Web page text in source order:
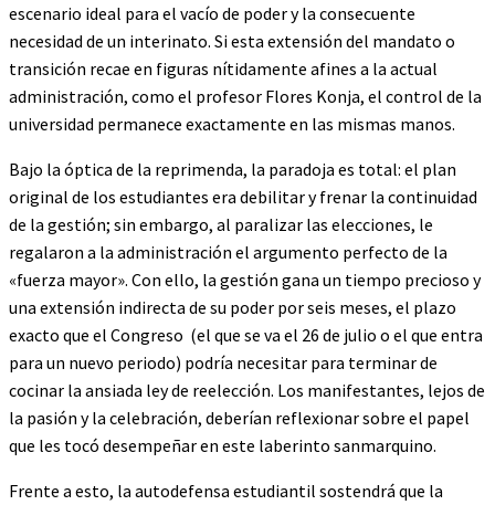
escenario ideal para el vacío de poder y la consecuente
necesidad de un interinato. Si esta extensión del mandato o
transición recae en figuras nítidamente afines a la actual
administración, como el profesor Flores Konja, el control de la
universidad permanece exactamente en las mismas manos.
Bajo la óptica de la reprimenda, la paradoja es total: el plan
original de los estudiantes era debilitar y frenar la continuidad
de la gestión; sin embargo, al paralizar las elecciones, le
regalaron a la administración el argumento perfecto de la
«fuerza mayor». Con ello, la gestión gana un tiempo precioso y
una extensión indirecta de su poder por seis meses, el plazo
exacto que el Congreso (el que se va el 26 de julio o el que entra
para un nuevo periodo) podría necesitar para terminar de
cocinar la ansiada ley de reelección. Los manifestantes, lejos de
la pasión y la celebración, deberían reflexionar sobre el papel
que les tocó desempeñar en este laberinto sanmarquino.
Frente a esto, la autodefensa estudiantil sostendrá que la